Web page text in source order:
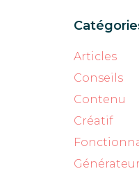
Articles
Conseils
Contenu
Créatif